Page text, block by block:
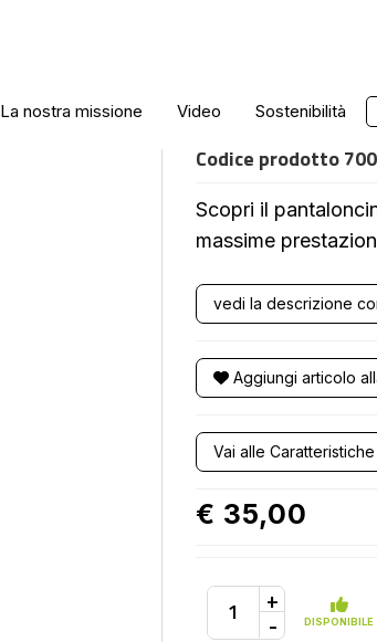
La nostra missione Video Sostenibilità
Codice prodotto
Scopri il
massime
vedi la descrizione
Aggiungi articolo
Vai alle Caratteristiche
€ 35,00
+
- DISPONIBILE